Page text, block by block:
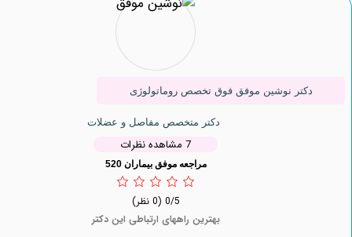
نوشین موفق فوق تخصص روماتولوژی
دکتر متخصص مفاصل و عضلات
مراجعه موفق بیماران 520
بهترین راههای ارتباطی این دکتر